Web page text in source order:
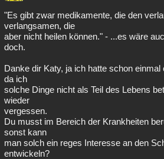
"Es gibt zwar medikamente, die den
verlangsamen, die
aber nicht heilen können." - ...es wäre
doch.
Danke dir Katy, ja ich hatte schon
da ich
solche Dinge nicht als Teil des Lebens
wieder
vergessen.
Du musst im Bereich der Krankheiten
sonst kann
man solch ein reges Interesse an den
entwickeln?